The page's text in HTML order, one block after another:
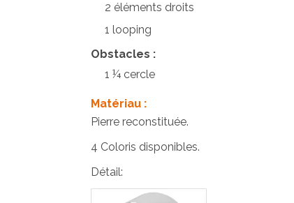
2 éléments droits
1 looping
Obstacles :
1 ¼ cercle
Matériau :
Pierre reconstituée.
4 Coloris disponibles.
Détail: